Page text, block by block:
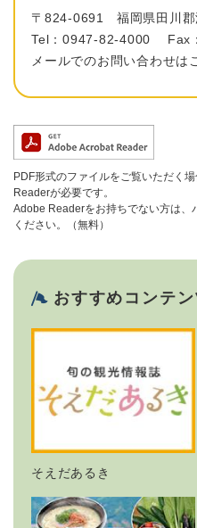
〒824-0691
福岡県田川
Tel：0947-82-4000
Fax
メールでのお問い合わせは
PDF形式のファイルをご覧いただく
Readerが必要です。
Adobe Readerをお持ちでない方は、
ください。（無料）
おすすめコンテン
そえだあるき